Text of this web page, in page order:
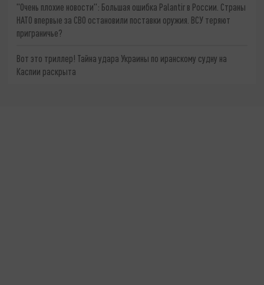
"Очень плохие новости": Большая ошибка Palantir в России. Страны
НАТО впервые за СВО остановили поставки оружия. ВСУ теряют
приграничье?
Вот это триллер! Тайна удара Украины по иранскому судну на
Каспии раскрыта